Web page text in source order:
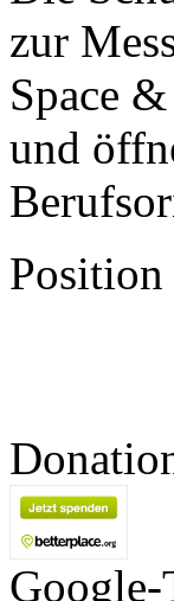
zur
Space
und
Position
Google-